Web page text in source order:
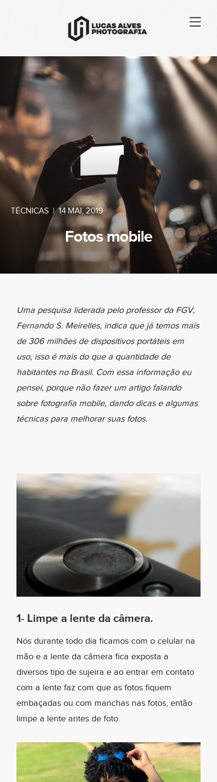
TÉCNICAS |14 MAI, 2019
Fotos mobile
Uma pesquisa liderada pelo professor da FGV,
Fernando S. Meirelles, indica que já temos mais
de 306 milhões de dispositivos portáteis em
uso, isso é mais do que a quantidade de
habitantes no Brasil. Com essa informação eu
pensei, porque não fazer um artigo falando
sobre fotografia mobile, dando dicas e algumas
técnicas para melhorar suas fotos.
1- Limpe a lente da câmera.
Nós durante todo dia ficamos com o celular na
mão e a lente da câmera fica exposta a
diversos tipo de sujeira e ao entrar em contato
com a lente faz com que as fotos fiquem
embaçadas ou com manchas nas fotos, então
limpe a lente antes de foto.